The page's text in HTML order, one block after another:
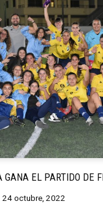
GANA EL PARTIDO DE
24 octubre, 2022